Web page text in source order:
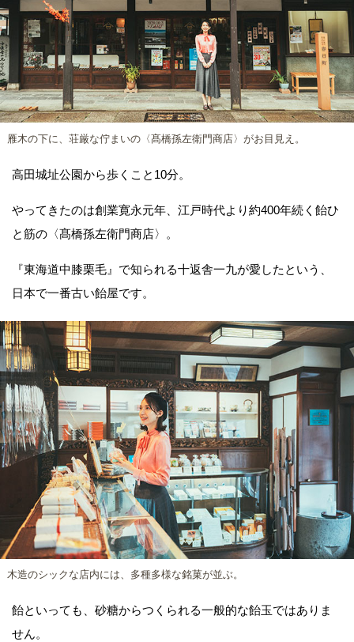
雁木の下に、荘厳な佇まいの〈髙橋孫左衛門商店〉がお目見え。
高田城址公園から歩くこと10分。
やってきたのは創業寛永元年、江戸時代より約400年続く飴ひ
と筋の〈髙橋孫左衛門商店〉。
『東海道中膝栗毛』で知られる十返舎一九が愛したという、
日本で一番古い飴屋です。
木造のシックな店内には、多種多様な銘菓が並ぶ。
飴といっても、砂糖からつくられる一般的な飴玉ではありま
せん。